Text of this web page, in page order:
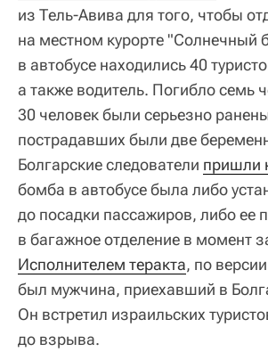
из Тель‑Авива для того, чтобы
на местном курорте "Солнечный
в автобусе находились 40
а также водитель. Погибло семь
30 человек были серьезно
пострадавших были две
Болгарские следователи пришли
бомба в автобусе была либо
до посадки пассажиров, либо ее
в багажное отделение в момент
Исполнителем теракта, по
был мужчина, приехавший в
Он встретил израильских
до взрыва.